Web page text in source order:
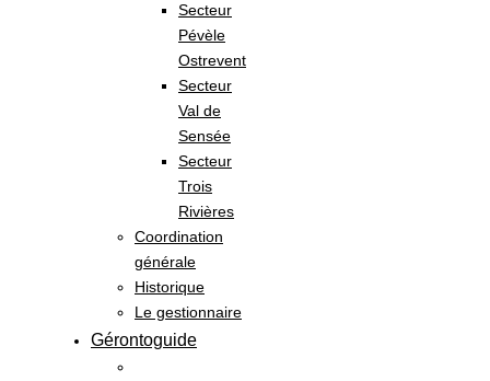
Secteur
Pévèle
Ostrevent
Secteur
Val de
Sensée
Secteur
Trois
Rivières
Coordination
générale
Historique
Le gestionnaire
Gérontoguide